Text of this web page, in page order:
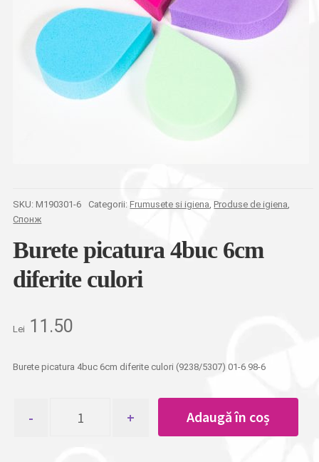
SKU: M190301-6 Categorii:Frumusete si igiena, Produse de igiena,
Спонж
Burete picatura 4buc 6cm
diferite culori
Lei 11.50
Burete picatura 4buc 6cm diferite culori (9238/5307) 01-6 98-6
Burete
Adaugă în coș